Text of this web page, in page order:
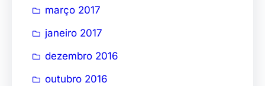
março 2017
janeiro 2017
dezembro 2016
outubro 2016